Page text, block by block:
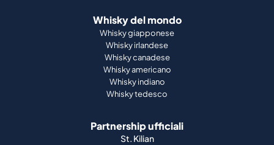
Whisky del mondo
Whisky giapponese
Whisky irlandese
Whisky canadese
Whisky americano
Whisky indiano
Whisky tedesco
Partnership ufficiali
St. Kilian